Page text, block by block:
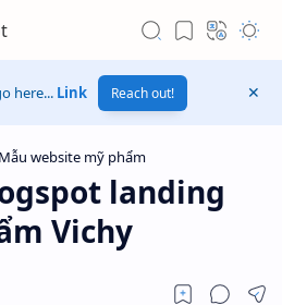
here... Link Reach out!
Mẫu website mỹ phẩm
landing
Vichy